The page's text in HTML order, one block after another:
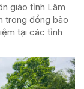
giáo tỉnh Lâm
trong đồng bào
tại các tỉnh